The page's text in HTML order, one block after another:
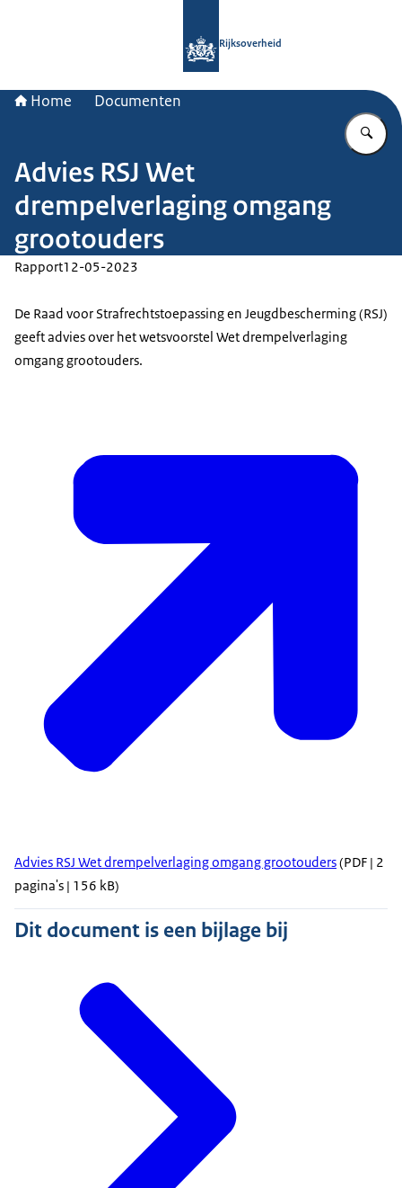
Rijksoverheid
Home Documenten
Advies RSJ Wet
drempelverlaging omgang
grootouders
Rapport12-05-2023
De Raad voor Strafrechtstoepassing en Jeugdbescherming (RSJ)
geeft advies over het wetsvoorstel Wet drempelverlaging
omgang grootouders.
Advies RSJ Wet drempelverlaging omgang grootouders(PDF | 2
pagina's | 156 kB)
Dit document is een bijlage bij